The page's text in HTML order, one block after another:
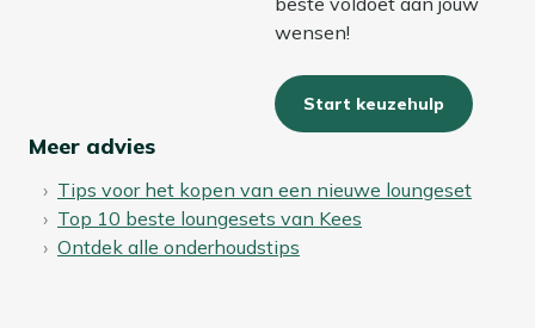
wensen!
Start keuzehulp
Meer advies
Tips voor het kopen van een nieuwe loungeset
Top 10 beste loungesets van Kees
Ontdek alle onderhoudstips